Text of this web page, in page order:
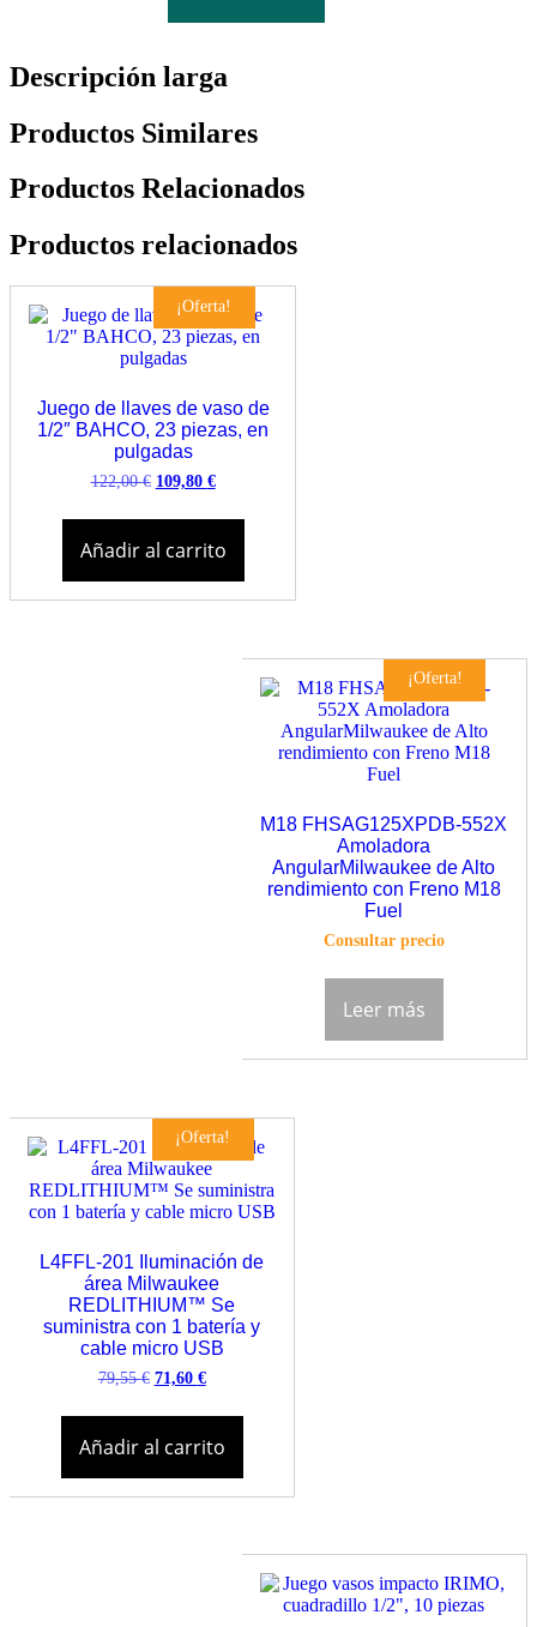
bateria
cantidad
Descripción larga
Productos Similares
Productos Relacionados
Productos relacionados
¡Oferta!
Juego de llaves de vaso de
1/2″ BAHCO, 23 piezas, en
pulgadas
122,00€ El
original
era:
122,00 €.
109,80 €El
actual
109,80 €.
Añadir al carrito
¡Oferta!
M18 FHSAG125XPDB-552X
Amoladora
AngularMilwaukee de Alto
rendimiento con Freno M18
Fuel
Consultar precio
Leer más
¡Oferta!
L4FFL-201 Iluminación de
área Milwaukee
REDLITHIUM™ Se
suministra con 1 batería y
cable micro USB
79,55€ El
original
79,55 €.
71,60 €El
actual
71,60 €.
Añadir al carrito